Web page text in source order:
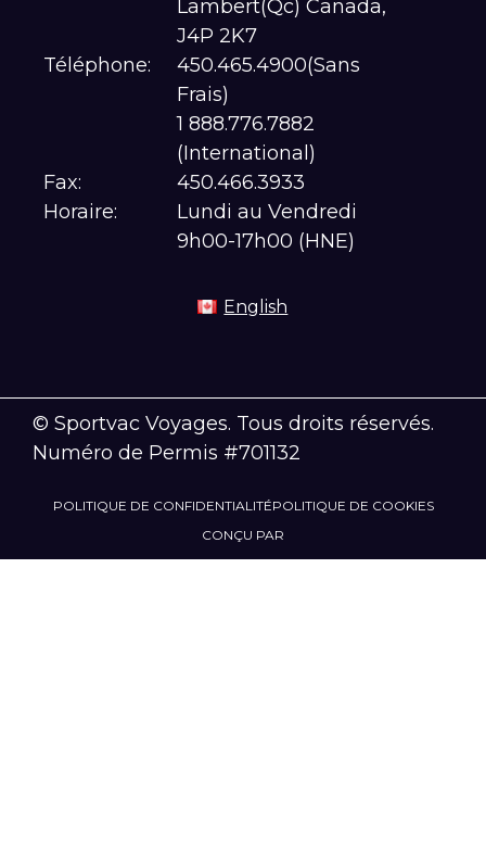
Lambert(Qc) Canada,
J4P 2K7
Téléphone:
450.465.4900(Sans
Frais)
1 888.776.7882
(International)
Fax:
450.466.3933
Horaire:
Lundi au Vendredi
9h00-17h00 (HNE)
English
© Sportvac Voyages. Tous droits réservés.
Numéro de Permis #701132
POLITIQUE DE CONFIDENTIALITÉPOLITIQUE DE COOKIES
CONÇU PAR